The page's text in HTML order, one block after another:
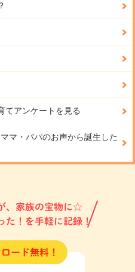
てアンケートを見る
マ・パパのお声から誕生した
、家族の宝物に☆
た！を手軽に記録！
ード無料！